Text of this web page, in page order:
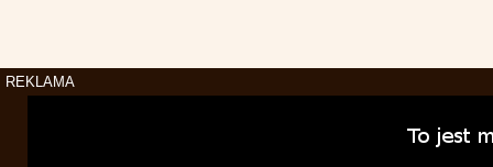
REKLAMA